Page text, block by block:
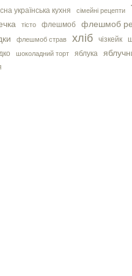
українська кухня сімейні рецепти
тісто флешмоб
флешмоб
флешмоб страв хліб чізкейк
шоколадний торт яблука